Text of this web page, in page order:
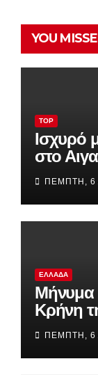
YOU
TOP
Ισχυρό
στο
Κολυδά
ΠΈΜΠΤΗ, 6
ΕΛΛΆΔΑ
Μήνυμα
Κρήνη
ΠΈΜΠΤΗ, 6